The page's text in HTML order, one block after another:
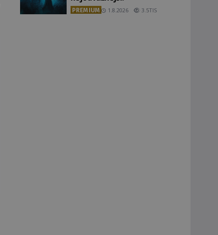
PREMIUM 1.8.2026 3.5TIS